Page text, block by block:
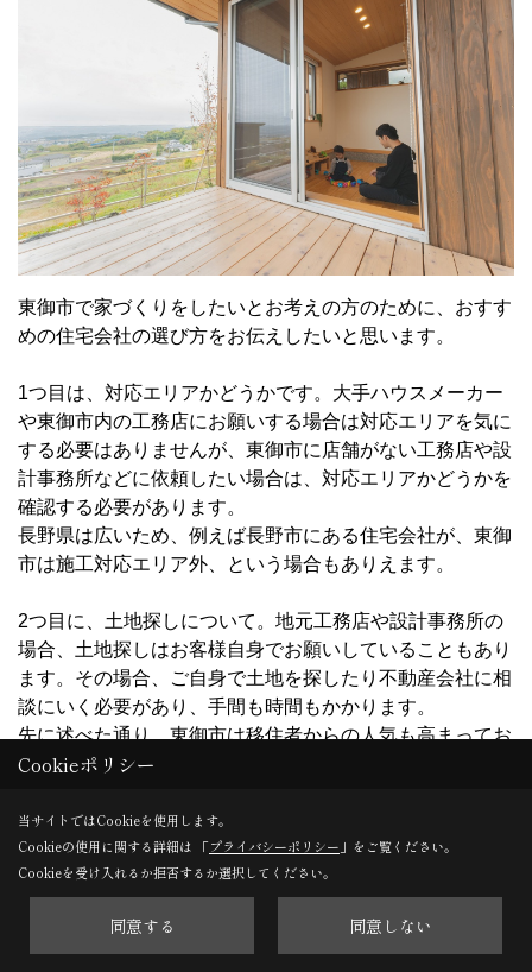
東御市で家づくりをしたいとお考えの方のために、おすす
めの住宅会社の選び方をお伝えしたいと思います。
1つ目は、対応エリアかどうかです。大手ハウスメーカー
や東御市内の工務店にお願いする場合は対応エリアを気に
する必要はありませんが、東御市に店舗がない工務店や設
計事務所などに依頼したい場合は、対応エリアかどうかを
確認する必要があります。
長野県は広いため、例えば長野市にある住宅会社が、東御
市は施工対応エリア外、という場合もありえます。
2つ目に、土地探しについて。地元工務店や設計事務所の
場合、土地探しはお客様自身でお願いしていることもあり
ます。その場合、ご自身で土地を探したり不動産会社に相
談にいく必要があり、手間も時間もかかります。
先に述べた通り、東御市は移住者からの人気も高まってお
り、景観の良い地域はなかなか土地が出ないためスピード
は土地と建物を一緒に検討することが必要になります。土
地には住宅のプロだから分かる注意したいポイントもある
ので、土地探しまでサポートをしてくれる住宅会社を選ぶ
※私たち工房信州の家は、理想の暮らしから一緒に土地選
Cookieポリシー
当サイトではCookieを使用します。
Cookieの使用に関する詳細は 「プライバシーポリシー 」をご覧ください。
Cookieを受け入れるか拒否するか選択してください。
同意する 同意しない